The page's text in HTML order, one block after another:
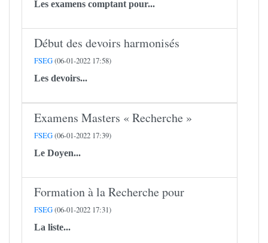
Les examens comptant pour...
Début des devoirs harmonisés
FSEG(06-01-2022 17:58)
Les devoirs...
Examens Masters « Recherche »
FSEG(06-01-2022 17:39)
Le Doyen...
Formation à la Recherche pour
FSEG(06-01-2022 17:31)
La liste...